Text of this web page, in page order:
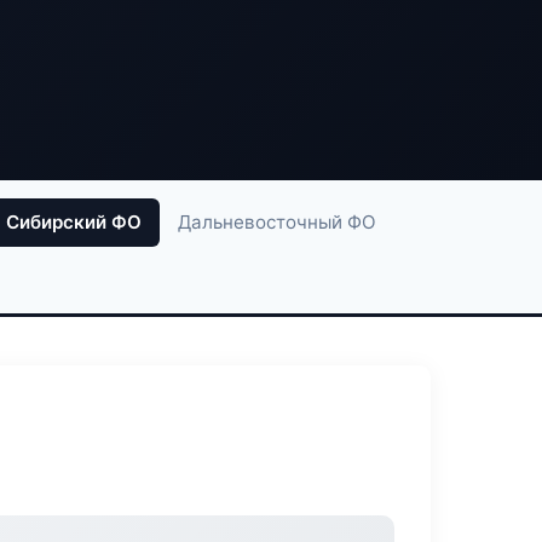
Сибирский ФО Дальневосточный ФО